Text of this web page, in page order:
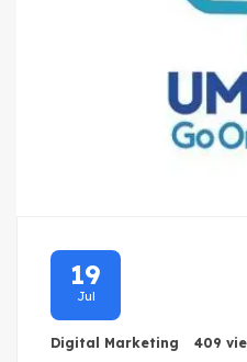
19
Jul
Digital Marketing 409